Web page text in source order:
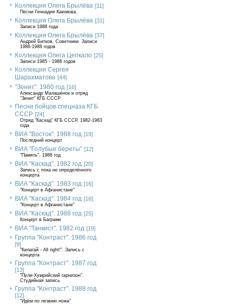
Коллекция Олега Брылёва [11]
Песни Геннадия Каюмова.
Коллекция Олега Брылёва [31]
Записи 1988 года
Коллекция Олега Брылёва [37]
Андрей Битков. Советники. Записи
1986-1988 годов
Коллекция Олега Цепкало [25]
Записи 1985 - 1986 годов
Коллекция Сергея
Шарахматова [44]
"Зенит". 1980 год [16]
Александр Малашёнок и отряд
"Зенит" КГБ СССР
Песни бойцов спецназа КГБ
СССР [24]
Отряд "Каскад" КГБ СССР, 1982-1983
года
ВИА "Восток". 1988 год [19]
Последний концерт
ВИА "Голубые береты" [12]
"Память". 1988 год
ВИА "Каскад". 1982 год [20]
Запись с пока не определённого
концерта
ВИА "Каскад". 1983 год [16]
"Концерт в Афганистане"
ВИА "Каскад". 1984 год [16]
"Концерт в Афганистане"
ВИА "Каскад". 1988 год [25]
Концерт в Баграме
ВИА "Танкист". 1982 год [19]
Группа "Контраст". 1986 год
[9]
"Килагай - All right!". Запись с
концерта
Группа "Контраст". 1987 год
[13]
"Пули-Хумрийский гарнизон".
Студийная запись
Группа "Контраст". 1988 год
[12]
"Идём по лезвию ножа"